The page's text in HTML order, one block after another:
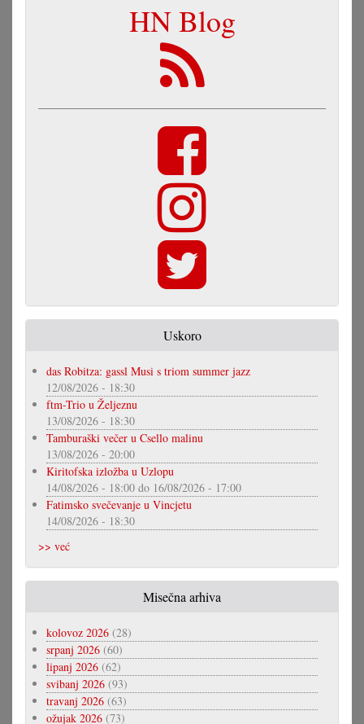
HN Blog
Uskoro
das Robitza: gassl Musi s triom summer jazz
12/08/2026 - 18:30
ftm-Trio u Željeznu
13/08/2026 - 18:30
Tamburaški večer u Csello malinu
13/08/2026 - 20:00
Kiritofska izložba u Uzlopu
14/08/2026 - 18:00 do 16/08/2026 - 17:00
Fatimsko svečevanje u Vincjetu
14/08/2026 - 18:30
>> već
Misečna arhiva
kolovoz 2026 (28)
srpanj 2026 (60)
lipanj 2026 (62)
svibanj 2026 (93)
travanj 2026 (63)
ožujak 2026 (73)